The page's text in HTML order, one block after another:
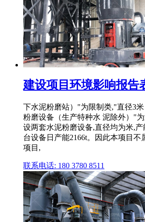
建设项目环境影响报告
下水泥粉磨站）"为限制类,"直径3
粉磨设备（生产特种水 泥除外）"
设两套水泥粉磨设备,直径均为米,产
台设备日产能2166t。因此本项目不
项目,
联系电话: 180 3780 8511